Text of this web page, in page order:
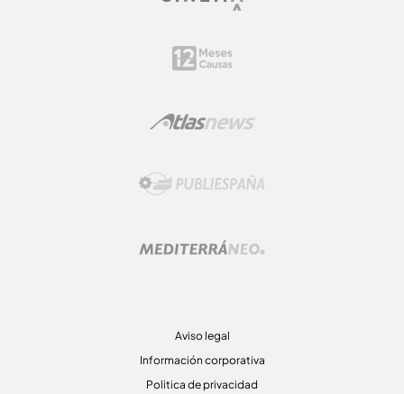
Aviso legal
Información corporativa
Politica de privacidad